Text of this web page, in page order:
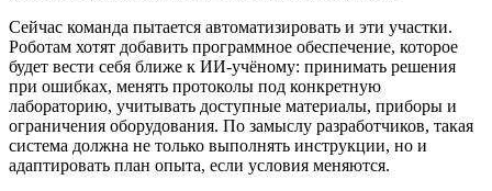
Сейчас команда пытается автоматизировать и эти участки.
Роботам хотят добавить программное обеспечение, которое
будет вести себя ближе к ИИ-учёному: принимать решения
при ошибках, менять протоколы под конкретную
лабораторию, учитывать доступные материалы, приборы и
ограничения оборудования. По замыслу разработчиков, такая
система должна не только выполнять инструкции, но и
адаптировать план опыта, если условия меняются.